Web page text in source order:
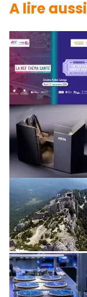
A lire aussi